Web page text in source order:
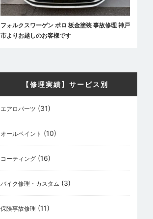
フォルクスワーゲン ポロ 板金塗装 事故修理 神戸
市よりお越しのお客様です
【修理実績】サービス別
エアロパーツ (31)
オールペイント (10)
コーティング(16)
バイク修理・カスタム (3)
保険事故修理 (11)